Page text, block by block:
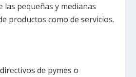
las pequeñas y medianas
productos como de servicios.
de pymes o